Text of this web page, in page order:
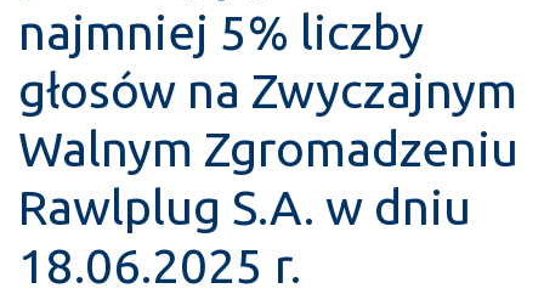
najmniej 5% liczby
głosów na Zwyczajnym
Walnym Zgromadzeniu
Rawlplug S.A. w dniu
18.06.2025 r.